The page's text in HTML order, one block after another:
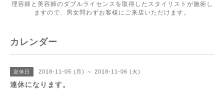
理容師と美容師のダブルライセンスを取得したスタイリストが施術し
ますので、男女問わずお客様にご来店いただけます。
カレンダー
定休日 2018-11-05 (月) ～ 2018-11-06 (火)
連休になります。